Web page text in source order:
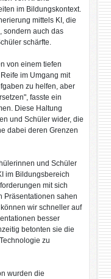
im Bildungskontext.
mittels KI, die
sondern auch das
schärfte.
von einem tiefen
im Umgang mit
zu helfen, aber
fasste ein
Diese Haltung
und Schüler wider, die
dabei deren Grenzen
und Schüler
im Bildungsbereich
mit sich
Präsentationen sahen
wir schneller auf
besser
betonten sie die
zu
wurden die